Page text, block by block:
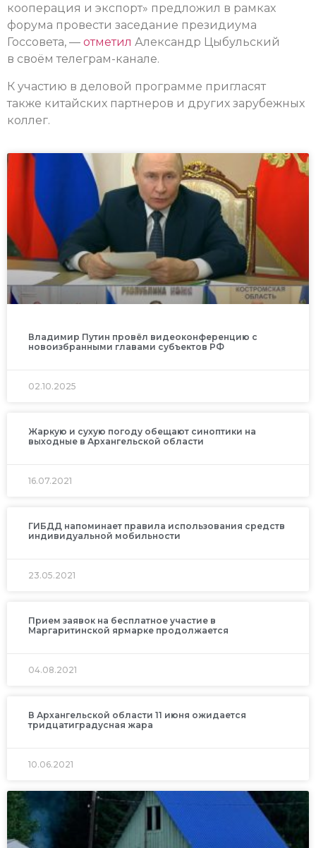
кооперация и экспорт» предложил в рамках
форума провести заседание президиума
Госсовета, — отметил Александр Цыбульский
в своём телеграм-канале.
К участию в деловой программе пригласят
также китайских партнеров и других зарубежных
коллег.
Владимир Путин провёл видеоконференцию с
новоизбранными главами субъектов РФ
02.10.2025
Жаркую и сухую погоду обещают синоптики на
выходные в Архангельской области
16.07.2021
ГИБДД напоминает правила использования средств
индивидуальной мобильности
23.05.2021
Прием заявок на бесплатное участие в
Маргаритинской ярмарке продолжается
04.08.2021
В Архангельской области 11 июня ожидается
тридцатиградусная жара
10.06.2021